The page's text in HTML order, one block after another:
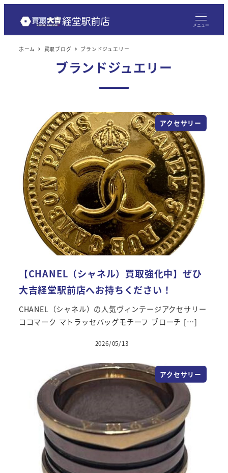
メニュー
ホーム 買取ブログ ブランドジュエリー
ブランドジュエリー
アクセサリー
【CHANEL（シャネル）買取強化中】ぜひ
大吉経堂駅前店へお持ちください！
CHANEL（シャネル）の人気ヴィンテージアクセサリー
ココマーク マトラッセバッグモチーフ ブローチ […]
2026/05/13
アクセサリー